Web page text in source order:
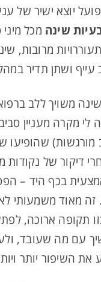
יוצא ישיר של
שינה מכל
מרובות,
ושתן תדיר
משויך ללב
לי מקרה מעניין סביב
מורגשות) שהופיעו
דיקור של נקודות
בכף היד –
זה מאוד משמעותי
תקופה ארוכה,
עם מה שעובד,
את השיפור יותר